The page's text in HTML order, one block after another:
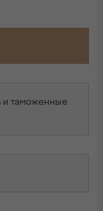
и таможенные